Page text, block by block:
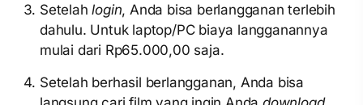
Setelahlogin, Anda bisa berlangganan terlebih
dahulu. Untuk laptop/PC biaya langganannya
mulai dari Rp65.000,00 saja.
Setelah berhasil berlangganan, Anda bisa